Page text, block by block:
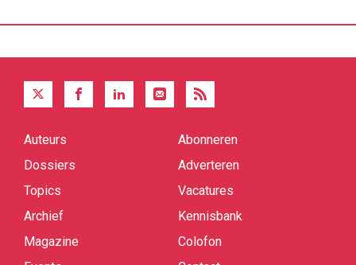
Quick
Auteurs
Dossiers
Topics
Archief
Magazine
Abonneren
Adverteren
Vacatures
Kennisbank
Colofon